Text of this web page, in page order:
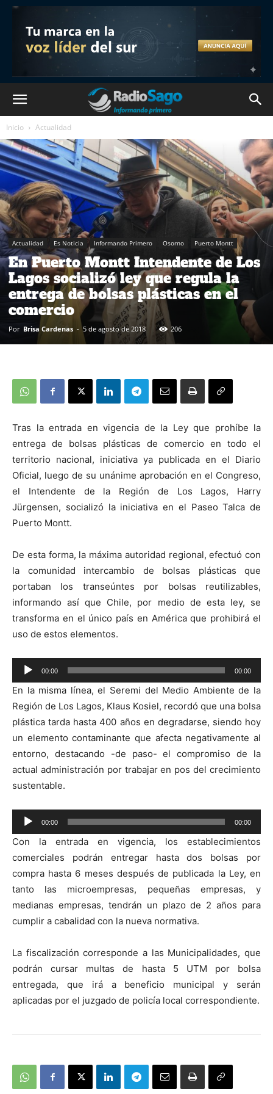
Inicio Actualidad
Actualidad Es Noticia Informando Primero Osorno Puerto Montt
En Puerto Montt Intendente de Los
Lagos socializó ley que regula la
entrega de bolsas plásticas en el
comercio
Por Brisa Cardenas - 5 de agosto de 2018 206
Tras la entrada en vigencia de la Ley que prohíbe la
entrega de bolsas plásticas de comercio en todo el
territorio nacional, iniciativa ya publicada en el Diario
Oficial, luego de su unánime aprobación en el Congreso,
el Intendente de la Región de Los Lagos, Harry
Jürgensen, socializó la iniciativa en el Paseo Talca de
Puerto Montt.
De esta forma, la máxima autoridad regional, efectuó con
la comunidad intercambio de bolsas plásticas que
portaban los transeúntes por bolsas reutilizables,
informando así que Chile, por medio de esta ley, se
transforma en el único país en América que prohibirá el
uso de estos elementos.
Reproductor
de
audio
00:00 00:00
En la misma línea, el Seremi del Medio Ambiente de la
Región de Los Lagos, Klaus Kosiel, recordó que una bolsa
plástica tarda hasta 400 años en degradarse, siendo hoy
un elemento contaminante que afecta negativamente al
entorno, destacando -de paso- el compromiso de la
actual administración por trabajar en pos del crecimiento
sustentable.
Reproductor
de
audio
00:00 00:00
Con la entrada en vigencia, los establecimientos
comerciales podrán entregar hasta dos bolsas por
compra hasta 6 meses después de publicada la Ley, en
tanto las microempresas, pequeñas empresas, y
medianas empresas, tendrán un plazo de 2 años para
cumplir a cabalidad con la nueva normativa.
La fiscalización corresponde a las Municipalidades, que
podrán cursar multas de hasta 5 UTM por bolsa
entregada, que irá a beneficio municipal y serán
aplicadas por el juzgado de policía local correspondiente.